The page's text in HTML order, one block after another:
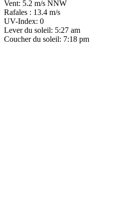
Vent: 5.2 m/s NNW
Rafales : 13.4 m/s
UV-Index: 0
Lever du soleil: 5:27 am
Coucher du soleil: 7:18 pm